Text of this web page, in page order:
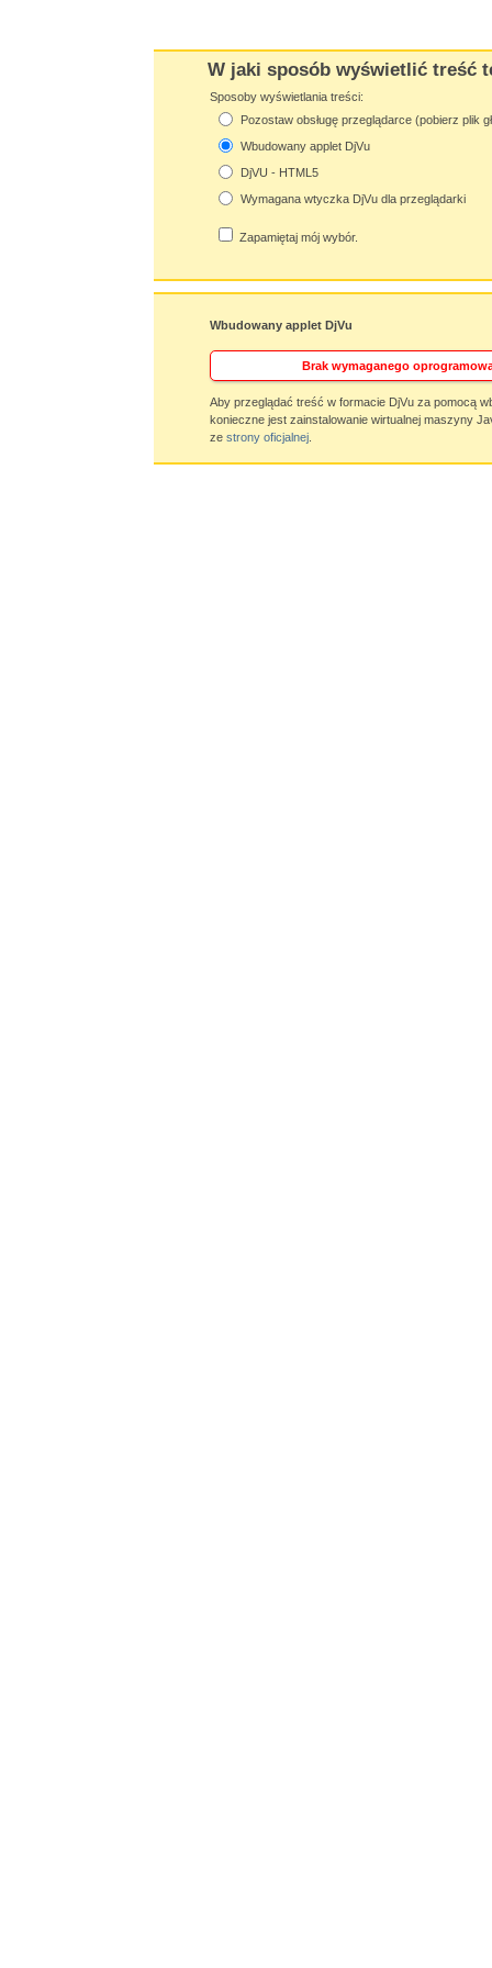
W jaki sposób wyświetlić treść
Sposoby wyświetlania treści:
Pozostaw obsługę przeglądarce (pobierz plik
Wbudowany applet DjVu
DjVU - HTML5
Wymagana wtyczka DjVu dla przeglądarki
Zapamiętaj mój wybór.
Wbudowany applet DjVu
Brak wymaganego
Aby przeglądać treść w formacie DjVu za pomocą
konieczne jest zainstalowanie wirtualnej maszyny
ze strony oficjalnej